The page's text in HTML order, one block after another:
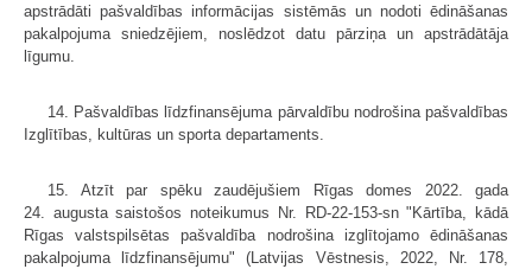
apstrādāti pašvaldības informācijas sistēmās un nodoti ēdināšanas
pakalpojuma sniedzējiem, noslēdzot datu pārziņa un apstrādātāja
līgumu.
14. Pašvaldības līdzfinansējuma pārvaldību nodrošina pašvaldības
Izglītības, kultūras un sporta departaments.
15. Atzīt par spēku zaudējušiem Rīgas domes 2022. gada
24. augusta saistošos noteikumus Nr. RD-22-153-sn "Kārtība, kādā
Rīgas valstspilsētas pašvaldība nodrošina izglītojamo ēdināšanas
pakalpojuma līdzfinansējumu" (Latvijas Vēstnesis, 2022, Nr. 178,